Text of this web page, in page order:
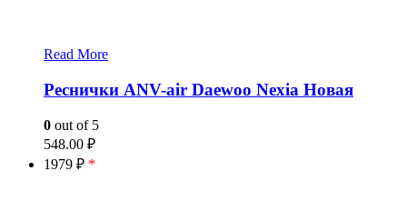
Read More
Реснички ANV-air Daewoo Nexia Новая
0 out of 5
548.00 ₽
1979 ₽ *